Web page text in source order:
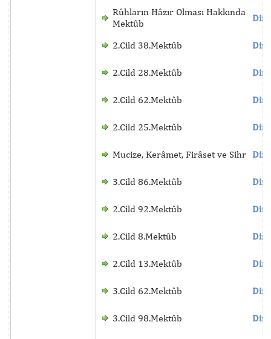
Rûhların Hâzır Olması Hakkında
Mektûb
2.Cild 38.Mektûb
2.Cild 28.Mektûb
2.Cild 62.Mektûb
2.Cild 25.Mektûb
Mucize, Kerâmet, Firâset ve Sihr
3.Cild 86.Mektûb
2.Cild 92.Mektûb
2.Cild 8.Mektûb
2.Cild 13.Mektûb
3.Cild 62.Mektûb
3.Cild 98.Mektûb